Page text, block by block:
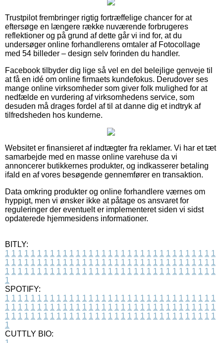
Trustpilot frembringer rigtig fortræffelige chancer for at
eftersøge en længere række nuværende forbrugeres
reflektioner og på grund af dette går vi ind for, at du
undersøger online forhandlerens omtaler af Fotocollage
med 54 billeder – design selv forinden du handler.
Facebook tilbyder dig lige så vel en del belejlige genveje til
at få en idé om online firmaets kundefokus. Derudover ses
mange online virksomheder som giver folk mulighed for at
nedfælde en vurdering af virksomhedens service, som
desuden må drages fordel af til at danne dig et indtryk af
tilfredsheden hos kunderne.
Websitet er finansieret af indtægter fra reklamer. Vi har et tæt
samarbejde med en masse online varehuse da vi
annoncerer butikkernes produkter, og indkasserer betaling
ifald en af vores besøgende gennemfører en transaktion.
Data omkring produkter og online forhandlere værnes om
hyppigt, men vi ønsker ikke at påtage os ansvaret for
reguleringer der eventuelt er implementeret siden vi sidst
opdaterede hjemmesidens informationer.
BITLY:
1 1 1 1 1 1 1 1 1 1 1 1 1 1 1 1 1 1 1 1 1 1 1 1 1 1 1 1 1 1 1 1 1
1 1 1 1 1 1 1 1 1 1 1 1 1 1 1 1 1 1 1 1 1 1 1 1 1 1 1 1 1 1 1 1 1
1 1 1 1 1 1 1 1 1 1 1 1 1 1 1 1 1 1 1 1 1 1 1 1 1 1 1 1 1 1 1 1 1
1
SPOTIFY:
1 1 1 1 1 1 1 1 1 1 1 1 1 1 1 1 1 1 1 1 1 1 1 1 1 1 1 1 1 1 1 1 1
1 1 1 1 1 1 1 1 1 1 1 1 1 1 1 1 1 1 1 1 1 1 1 1 1 1 1 1 1 1 1 1 1
1 1 1 1 1 1 1 1 1 1 1 1 1 1 1 1 1 1 1 1 1 1 1 1 1 1 1 1 1 1 1 1 1
1
CUTTLY BIO: